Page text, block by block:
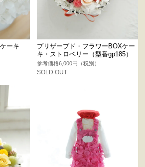
ーキ
プリザーブド・フラワーBOXケー
キ・ストロベリー（型番gp185）
参考価格6,000円（税別）
SOLD OUT